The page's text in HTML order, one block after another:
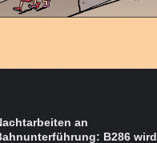
an
B286 wird